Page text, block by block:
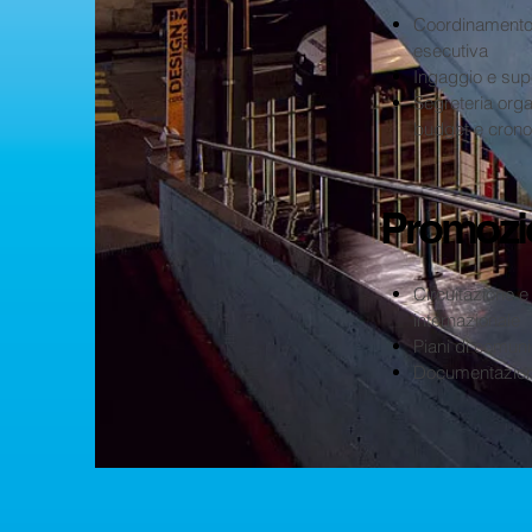
esecutiva
Ingaggio e
Segreteria
budget e
Circuitazione
internazionale
Piani di